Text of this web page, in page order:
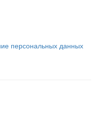
персональных данных